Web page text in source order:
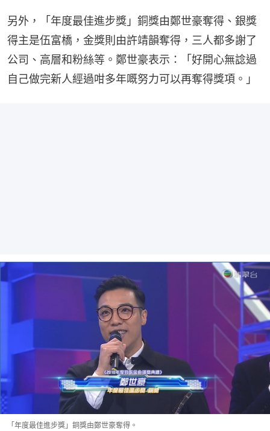
另外，「年度最佳進步獎」銅獎由鄭世豪奪得、銀獎
得主是伍富橋，金獎則由許靖韻奪得，三人都多謝了
公司、高層和粉絲等。鄭世豪表示：「好開心無諗過
自己做完新人經過咁多年嘅努力可以再奪得獎項。」
「年度最佳進步獎」銅獎由鄭世豪奪得。